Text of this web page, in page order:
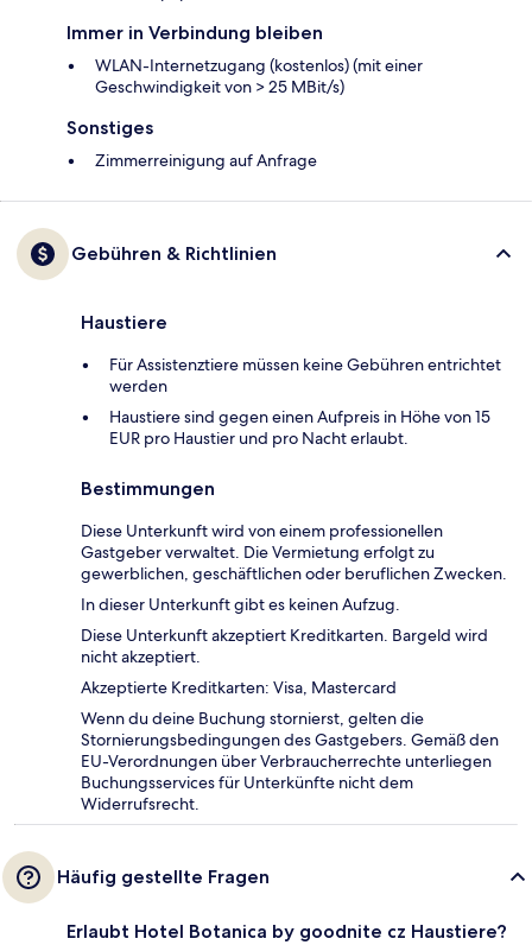
Immer in Verbindung bleiben
WLAN-Internetzugang (kostenlos) (mit einer
Geschwindigkeit von > 25 MBit/s)
Sonstiges
Zimmerreinigung auf Anfrage
Gebühren & Richtlinien
Haustiere
Für Assistenztiere müssen keine Gebühren entrichtet
werden
Haustiere sind gegen einen Aufpreis in Höhe von 15
EUR pro Haustier und pro Nacht erlaubt.
Bestimmungen
Diese Unterkunft wird von einem professionellen
Gastgeber verwaltet. Die Vermietung erfolgt zu
gewerblichen, geschäftlichen oder beruflichen Zwecken.
In dieser Unterkunft gibt es keinen Aufzug.
Diese Unterkunft akzeptiert Kreditkarten. Bargeld wird
nicht akzeptiert.
Akzeptierte Kreditkarten: Visa, Mastercard
Wenn du deine Buchung stornierst, gelten die
Stornierungsbedingungen des Gastgebers. Gemäß den
EU-Verordnungen über Verbraucherrechte unterliegen
Buchungsservices für Unterkünfte nicht dem
Widerrufsrecht.
Häufig gestellte Fragen
Erlaubt Hotel Botanica by goodnite cz Haustiere?